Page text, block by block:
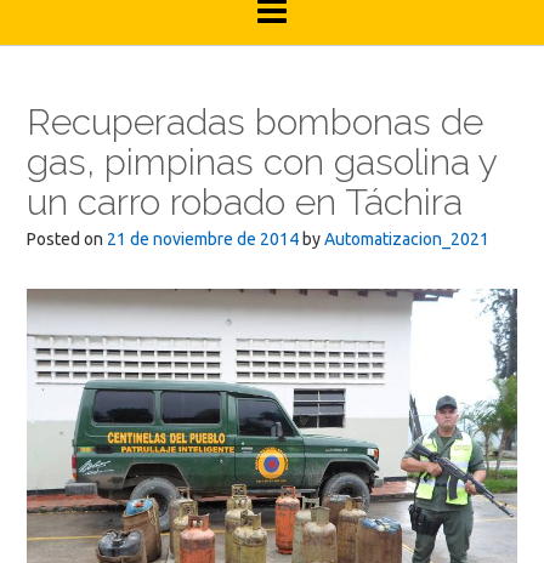
Recuperadas bombonas de
gas, pimpinas con gasolina y
un carro robado en Táchira
Posted on 21 de noviembre de 2014 byAutomatizacion_2021